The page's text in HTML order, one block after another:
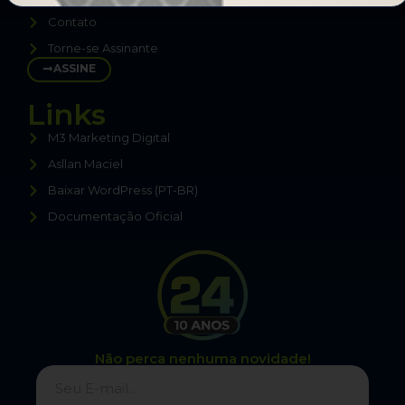
Contato
Torne-se Assinante
ASSINE
Links
M3 Marketing Digital
Asllan Maciel
Baixar WordPress (PT-BR)
Documentação Oficial
Não perca nenhuma novidade!